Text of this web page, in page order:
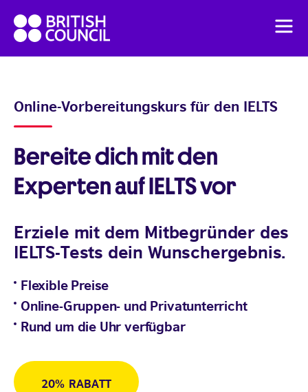
content
British
Council
English
English Online Kurs
Online-Vorbereitungskurs für den IELTS
Bereite dich mit den
Experten auf IELTS vor
Erziele mit dem Mitbegründer des
IELTS-Tests dein Wunschergebnis.
Flexible Preise
Online-Gruppen- und Privatunterricht
Rund um die Uhr verfügbar
20% RABATT